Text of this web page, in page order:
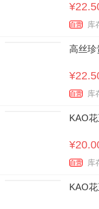
自营
高丝珍
自营
KAO
自营
KAO